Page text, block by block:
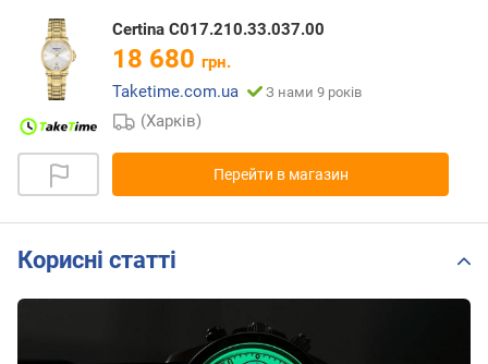
Certina C017.210.33.037.00
18 680 грн.
Taketime.com.ua
З нами 9 років
(Харків)
Перейти в магазин
Корисні статті